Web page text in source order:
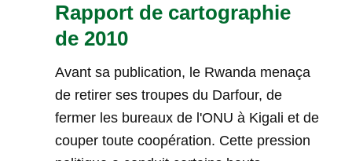
Rapport de cartographie
de 2010
Avant sa publication, le Rwanda menaça
de retirer ses troupes du Darfour, de
fermer les bureaux de l'ONU à Kigali et de
couper toute coopération. Cette pression